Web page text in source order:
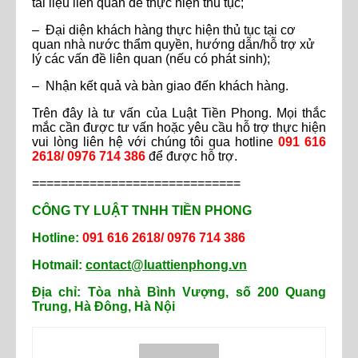
tài liệu liên quan để thực hiện thủ tục;
– Đại diện khách hàng thực hiện thủ tục tại cơ
quan nhà nước thẩm quyền, hướng dẫn/hỗ trợ xử
lý các vấn đề liên quan (nếu có phát sinh);
– Nhận kết quả và bàn giao đến khách hàng.
Trên đây là tư vấn của Luật Tiền Phong. Mọi thắc
mắc cần được tư vấn hoặc yêu cầu hỗ trợ thực hiện
vui lòng liên hệ với chúng tôi qua hotline091 616
2618/ 0976 714 386 để được hỗ trợ.
=============================
CÔNG TY LUẬT TNHH TIỀN PHONG
Hotline: 091 616 2618/ 0976 714 386
Hotmail: contact@luattienphong.vn
Địa chỉ: Tòa nhà Bình Vượng, số 200 Quang
Trung, Hà Đông, Hà Nội